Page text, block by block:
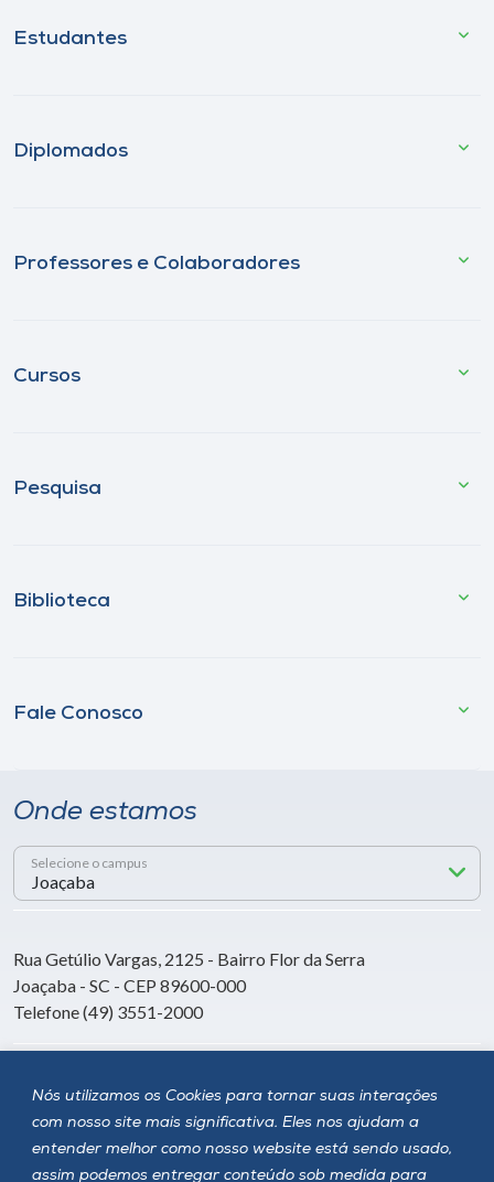
Nós utilizamos os Cookies para tornar suas interações
com nosso site mais significativa. Eles nos ajudam a
entender melhor como nosso website está sendo usado,
assim podemos entregar conteúdo sob medida para
Estudantes
Diplomados
Professores e Colaboradores
Cursos
Pesquisa
Biblioteca
Fale Conosco
Onde estamos
Selecione o campus
Rua Getúlio Vargas, 2125 - Bairro Flor da Serra
Joaçaba - SC - CEP 89600-000
Telefone (49) 3551-2000
Siga a Unoesc